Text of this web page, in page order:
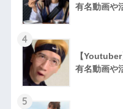
有名動画や
4
【
有名動画や
5